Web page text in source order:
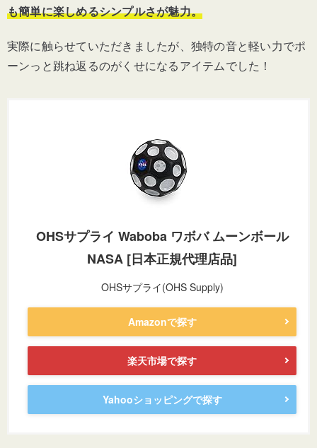
も簡単に楽しめるシンプルさが魅力。
実際に触らせていただきましたが、独特の音と軽い力でポ
ーンっと跳ね返るのがくせになるアイテムでした！
OHSサプライ Waboba ワボバ ムーンボール
NASA [日本正規代理店品]
OHSサプライ(OHS Supply)
Amazonで探す
楽天市場で探す
Yahooショッピングで探す